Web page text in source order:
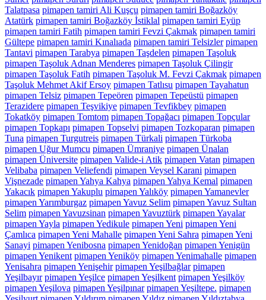
Talatpasa pimapen tamiri Ali Kuşçu pimapen tamiri Boğazköy
Atatürk pimapen tamiri Boğazköy İstiklal pimapen tamiri Eyüp
pimapen tamiri Fatih pimapen tamiri Fevzi Çakmak pimapen tamiri
Gültepe pimapen tamiri Kınalıada pimapen tamiri Telsizler pimapen
Tantavi pimapen Tarabya pimapen Taşdelen pimapen Taşoluk
pimapen Taşoluk Adnan Menderes pimapen Taşoluk Çilingir
pimapen Taşoluk Fatih pimapen Taşoluk M. Fevzi Çakmak pimapen
Taşoluk Mehmet Akif Ersoy pimapen Tatlısu pimapen Tayahatun
pimapen Telsiz pimapen Tepeören pimapen Tepeüstü pimapen
Terazidere pimapen Teşvikiye pimapen Tevfikbey pimapen
Tokatköy pimapen Tomtom pimapen Topağacı pimapen Topçular
pimapen Topkapı pimapen Topselvi pimapen Tozkoparan pimapen
Tuna pimapen Turgutreis pimapen Türkali pimapen Türkoba
pimapen Uğur Mumcu pimapen Ümraniye pimapen Ünalan
pimapen Üniversite pimapen Valide-i Atik pimapen Vatan pimapen
Velibaba pimapen Veliefendi pimapen Veysel Karani pimapen
Vişnezade pimapen Yahya Kahya pimapen Yahya Kemal pimapen
Yakacık pimapen Yakuplu pimapen Yalıköy pimapen Yamanevler
pimapen Yarımburgaz pimapen Yavuz Selim pimapen Yavuz Sultan
Selim pimapen Yavuzsinan pimapen Yavuztürk pimapen Yayalar
pimapen Yayla pimapen Yedikule pimapen Yeni pimapen Yeni
Çamlıca pimapen Yeni Mahalle pimapen Yeni Sahra pimapen Yeni
Sanayi pimapen Yenibosna pimapen Yenidoğan pimapen Yenigün
pimapen Yenikent pimapen Yeniköy pimapen Yenimahalle pimapen
Yenisahra pimapen Yenişehir pimapen Yeşilbağlar pimapen
Yeşilbayır pimapen Yeşilce pimapen Yeşilkent pimapen Yeşilköy
pimapen Yeşilova pimapen Yeşilpınar pimapen Yeşiltepe. pimapen